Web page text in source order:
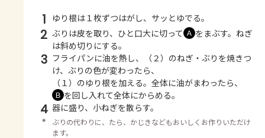
1 ゆり根は１枚ずつはがし、サッとゆでる。
2 ぶりは皮を取り、ひと口大に切って Ａ をまぶす。ねぎ
は斜め切りにする。
3 フライパンに油を熱し、（２）のねぎ・ぶりを焼きつ
け、ぶりの色が変わったら、
（１）のゆり根を加える。全体に油がまわったら、
Ｂ を回し入れて全体にからめる。
4 器に盛り、小ねぎを散らす。
＊
ぶりの代わりに、たら、かじきなどもおいしくお作りいただけ
ます。